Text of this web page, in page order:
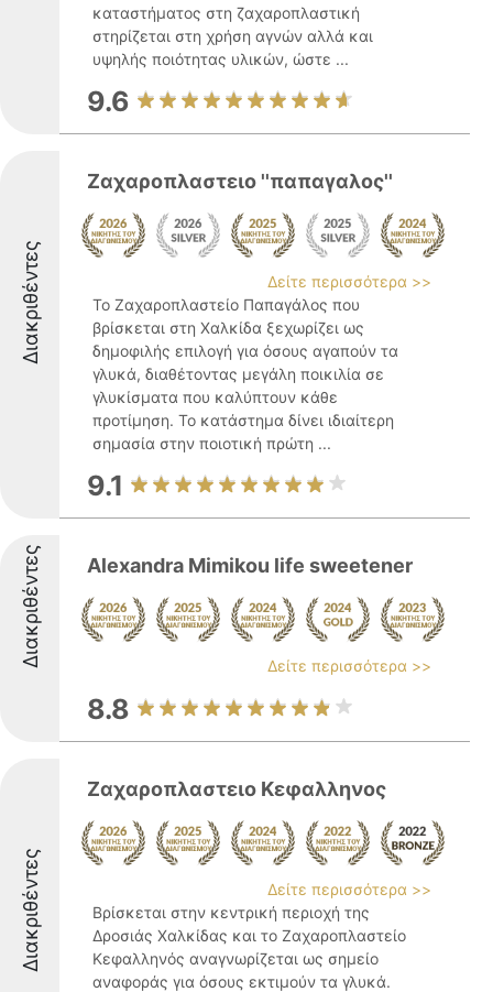
καταστήματος στη ζαχαροπλαστική
στηρίζεται στη χρήση αγνών αλλά και
υψηλής ποιότητας υλικών, ώστε ...
9.6
Διακριθέντες
Ζαχαροπλαστειο ''παπαγαλος''
Δείτε περισσότερα >>
Το Ζαχαροπλαστείο Παπαγάλος που
βρίσκεται στη Χαλκίδα ξεχωρίζει ως
δημοφιλής επιλογή για όσους αγαπούν τα
γλυκά, διαθέτοντας μεγάλη ποικιλία σε
γλυκίσματα που καλύπτουν κάθε
προτίμηση. Το κατάστημα δίνει ιδιαίτερη
σημασία στην ποιοτική πρώτη ...
9.1
Διακριθέντες Alexandra Mimikou life sweetener
Δείτε περισσότερα >>
8.8
Διακριθέντες
Ζαχαροπλαστειο Κεφαλληνος
Δείτε περισσότερα >>
Βρίσκεται στην κεντρική περιοχή της
Δροσιάς Χαλκίδας και το Ζαχαροπλαστείο
Κεφαλληνός αναγνωρίζεται ως σημείο
αναφοράς για όσους εκτιμούν τα γλυκά.